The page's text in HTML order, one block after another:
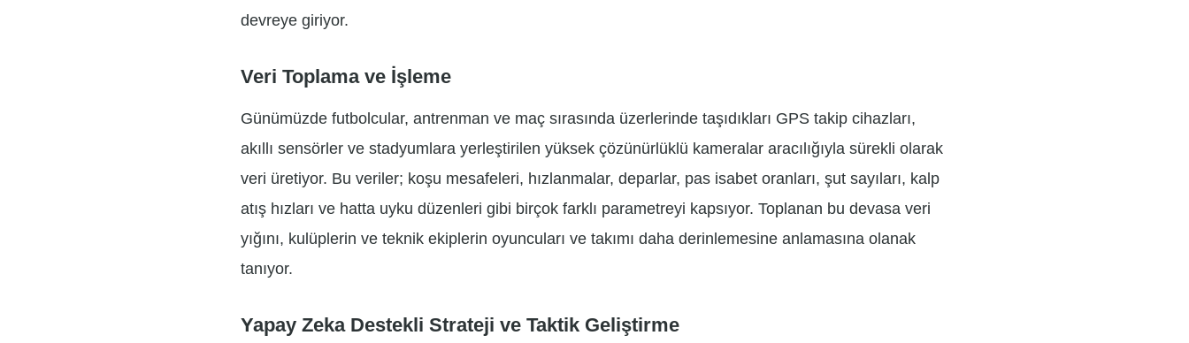
devreye giriyor.
Veri Toplama ve İşleme
Günümüzde futbolcular, antrenman ve maç sırasında üzerlerinde taşıdıkları GPS takip cihazları,
akıllı sensörler ve stadyumlara yerleştirilen yüksek çözünürlüklü kameralar aracılığıyla sürekli olarak
veri üretiyor. Bu veriler; koşu mesafeleri, hızlanmalar, deparlar, pas isabet oranları, şut sayıları, kalp
atış hızları ve hatta uyku düzenleri gibi birçok farklı parametreyi kapsıyor. Toplanan bu devasa veri
yığını, kulüplerin ve teknik ekiplerin oyuncuları ve takımı daha derinlemesine anlamasına olanak
tanıyor.
Yapay Zeka Destekli Strateji ve Taktik Geliştirme